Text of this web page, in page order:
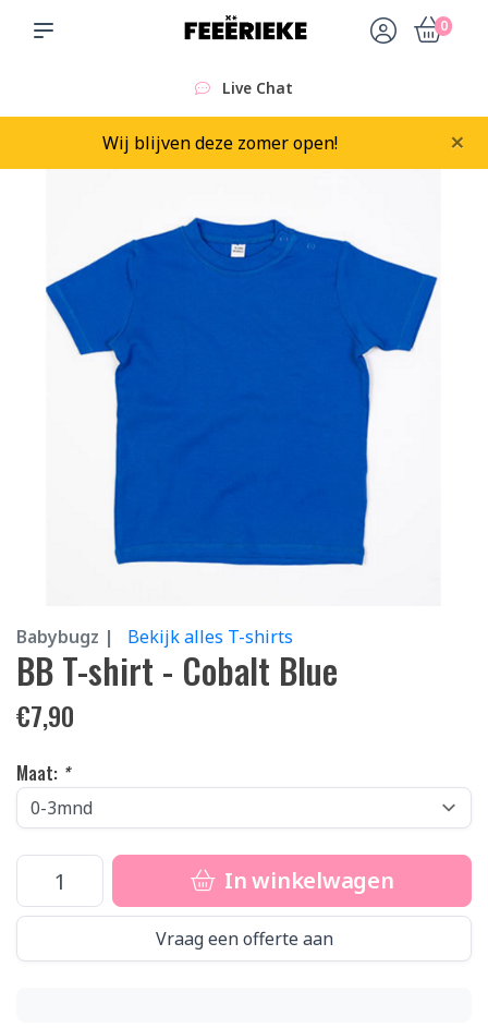
0
Live Chat
Wij blijven deze zomer open! ×
Babybugz | Bekijk alles T-shirts
BB T-shirt - Cobalt Blue
€7,90
Maat: *
In winkelwagen
Vraag een offerte aan